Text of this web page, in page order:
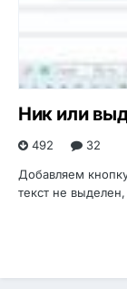
Ник или
492
32
Добавляем
текст не